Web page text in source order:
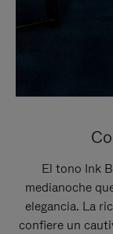
El tono Ink
medianoche
elegancia. La
confiere un